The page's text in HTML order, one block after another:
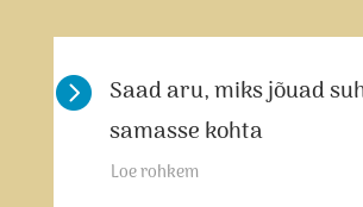
 Saad aru, miks jõuad
samasse kohta
Loe rohkem